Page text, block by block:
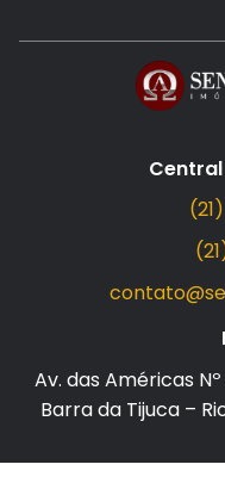
Av. das Américas
Barra da Tijuca –